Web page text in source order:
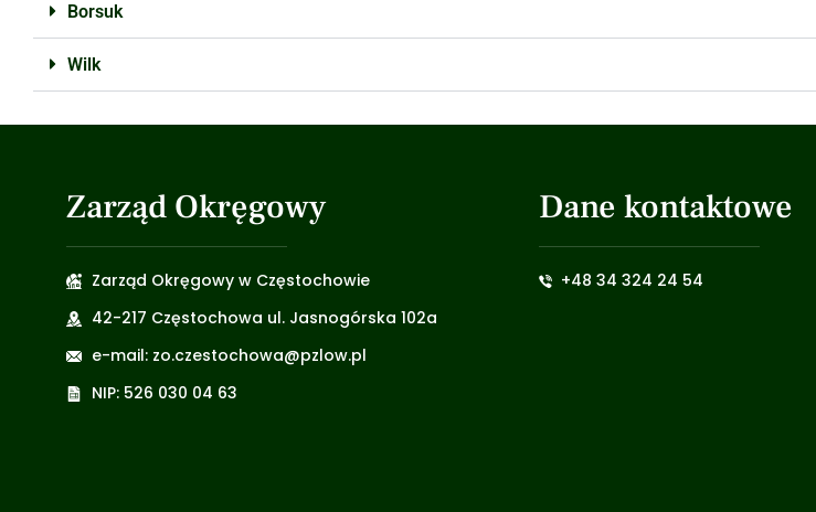
Borsuk
Wilk
Zarząd Okręgowy
Zarząd Okręgowy w Częstochowie
42-217 Częstochowa ul. Jasnogórska 102a
e-mail: zo.czestochowa@pzlow.pl
NIP: 526 030 04 63
Dane kontaktowe
+48 34 324 24 54